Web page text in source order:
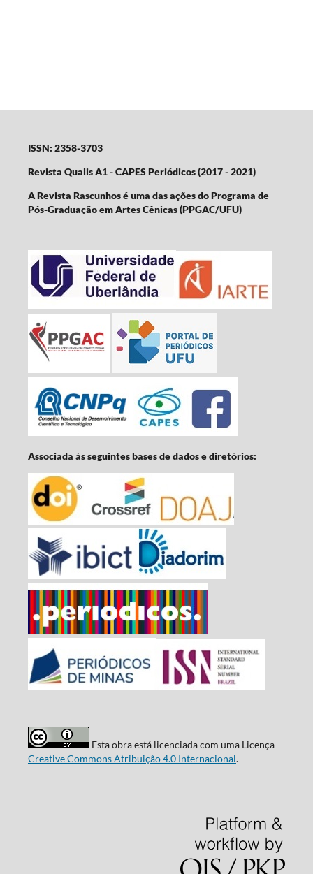
ISSN: 2358-3703
Revista Qualis A1 - CAPES Periódicos (2017 - 2021)
A Revista Rascunhos é uma das ações do Programa de
Pós-Graduação em Artes Cênicas (PPGAC/UFU)
Associada às seguintes bases de dados e diretórios:
Esta obra está licenciada com uma Licença
Creative Commons Atribuição 4.0 Internacional.